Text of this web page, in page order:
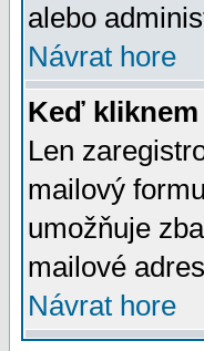
alebo
Návrat hore
Keď
Len
mailový
umožňuje
mailové
Návrat hore